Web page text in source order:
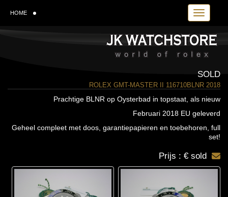
Toggle
HOME
SOLD
ROLEX GMT-MASTER II 116710BLNR 2018
Prachtige BLNR op Oysterbad in topstaat, als nieuw
Februari 2018 EU geleverd
Geheel compleet met doos, garantiepapieren en toebehoren, full
set!
Prijs : € sold